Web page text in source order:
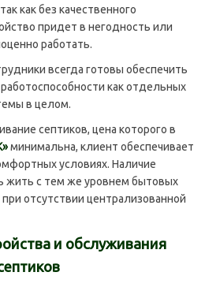
как без качественного
придет в негодность или
работать.
всегда готовы обеспечить
как отдельных
в целом.
септиков, цена которого в
минимальна, клиент обеспечивает
условиях. Наличие
жить с тем же уровнем бытовых
отсутствии централизованной
и обслуживания